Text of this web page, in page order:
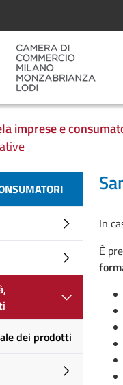
imprese e
dei prodotti
In
È